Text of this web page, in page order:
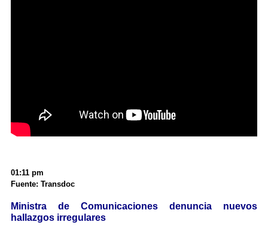
01:11 pm
Fuente: Transdoc
Ministra de Comunicaciones denuncia nuevos
hallazgos irregulares